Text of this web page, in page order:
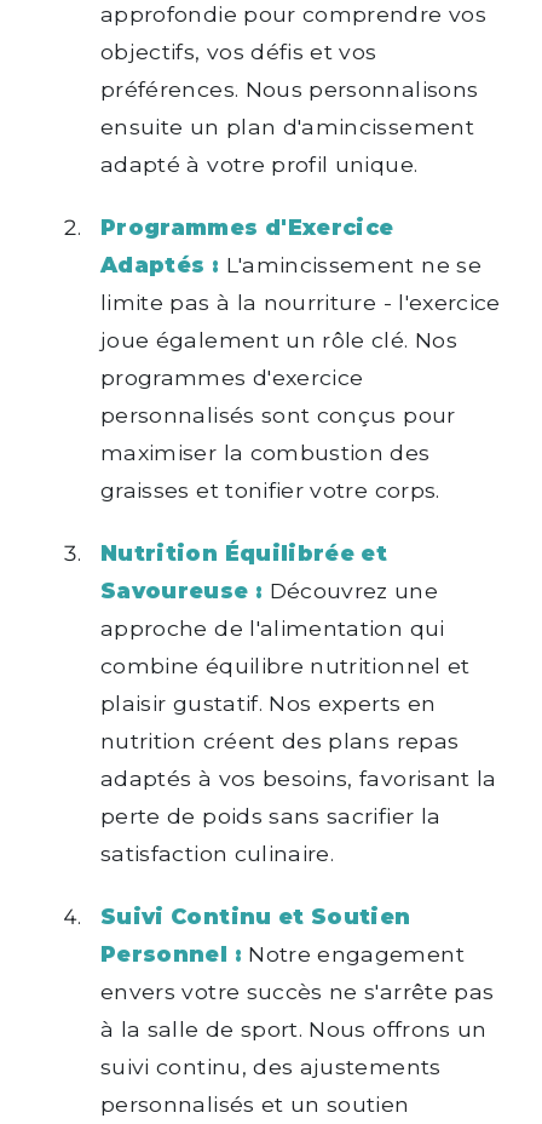
approfondie pour comprendre vos
objectifs, vos défis et vos
préférences. Nous personnalisons
ensuite un plan d'amincissement
adapté à votre profil unique.
Programmes d'Exercice
Adaptés : L'amincissement ne se
limite pas à la nourriture - l'exercice
joue également un rôle clé. Nos
programmes d'exercice
personnalisés sont conçus pour
maximiser la combustion des
graisses et tonifier votre corps.
Nutrition Équilibrée et
Savoureuse : Découvrez une
approche de l'alimentation qui
combine équilibre nutritionnel et
plaisir gustatif. Nos experts en
nutrition créent des plans repas
adaptés à vos besoins, favorisant la
perte de poids sans sacrifier la
satisfaction culinaire.
Suivi Continu et Soutien
Personnel : Notre engagement
envers votre succès ne s'arrête pas
à la salle de sport. Nous offrons un
suivi continu, des ajustements
personnalisés et un soutien